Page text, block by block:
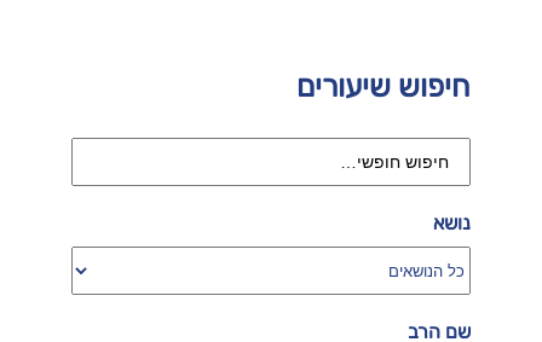
חיפוש שיעורים
נושא
שם הרב